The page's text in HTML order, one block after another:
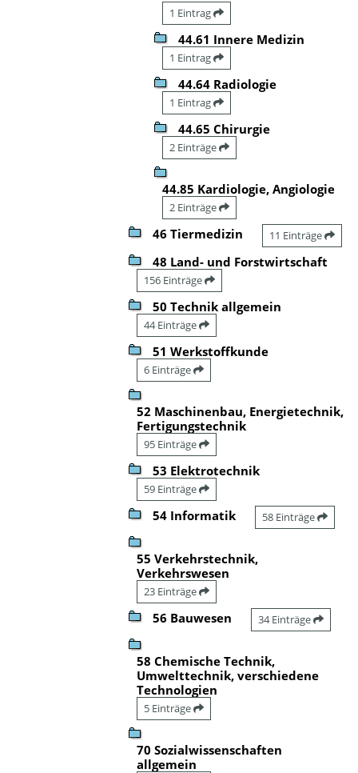
1 Eintrag
44.61 Innere Medizin
1 Eintrag
44.64 Radiologie
1 Eintrag
44.65 Chirurgie
2 Einträge
44.85 Kardiologie, Angiologie
2 Einträge
46 Tiermedizin 11 Einträge
48 Land- und Forstwirtschaft
156 Einträge
50 Technik allgemein
44 Einträge
51 Werkstoffkunde
6 Einträge
52 Maschinenbau, Energietechnik,
Fertigungstechnik
95 Einträge
53 Elektrotechnik
59 Einträge
54 Informatik 58 Einträge
55 Verkehrstechnik,
Verkehrswesen
23 Einträge
56 Bauwesen 34 Einträge
58 Chemische Technik,
Umwelttechnik, verschiedene
Technologien
5 Einträge
70 Sozialwissenschaften
allgemein